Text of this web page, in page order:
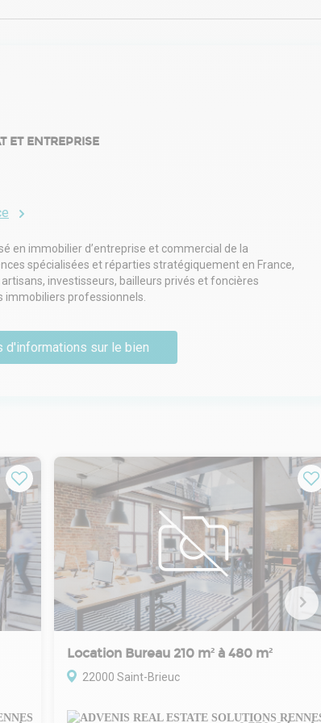
ET ENTREPRISE
en immobilier d’entreprise et commercial de la
spécialisées et réparties stratégiquement en France,
artisans, investisseurs, bailleurs privés et foncières
immobiliers professionnels.
d'informations sur le bien
Location Bureau 210 m² à 480 m²
22000 Saint-Brieuc